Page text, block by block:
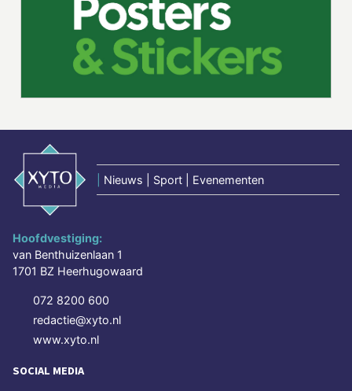
Nieuws | Sport | Evenementen
Hoofdvestiging:
van Benthuizenlaan 1
1701 BZ Heerhugowaard
072 8200 600
redactie@xyto.nl
www.xyto.nl
SOCIAL MEDIA